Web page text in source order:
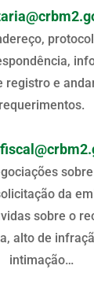
registro e
requerimentos.
da
sobre o
alto de
intimação…